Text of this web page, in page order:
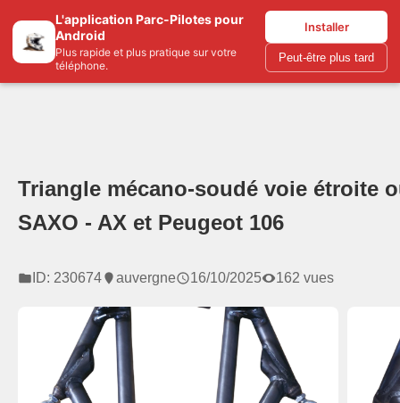
L'application Parc-Pilotes pour
Android
Plus rapide et plus pratique sur votre
téléphone.
Installer
Peut-être plus tard
Parc-pilotes.com
Triangle mécano-soudé voie étroite
SAXO - AX et Peugeot 106
ID: 230674 auvergne 16/10/2025 162 vues